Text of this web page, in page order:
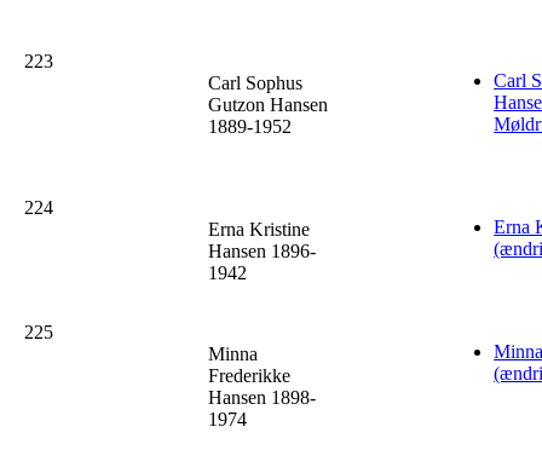
223
Carl Sophus
Gutzon Hansen
1889-1952
Carl
224
Erna Kristine
Hansen 1896-
1942
Erna
225
Minna
Frederikke
Hansen 1898-
1974